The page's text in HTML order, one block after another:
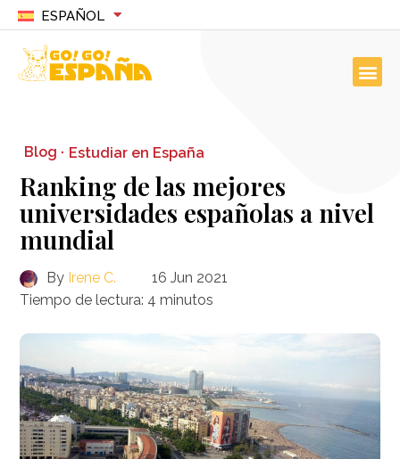
ESPAÑOL
Blog · Estudiar en España
Ranking de las mejores
universidades españolas a nivel
mundial
By Irene C.
16 Jun 2021
Tiempo de lectura: 4 minutos